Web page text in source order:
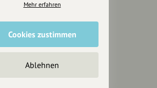
Mediakit
Mehr erfahren
Cookies zustimmen
Ablehnen